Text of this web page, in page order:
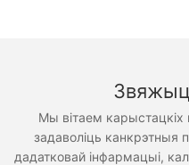
Мы вітаем карыстацкіх
задаволіць канкрэтныя
дадатковай інфармацыі,